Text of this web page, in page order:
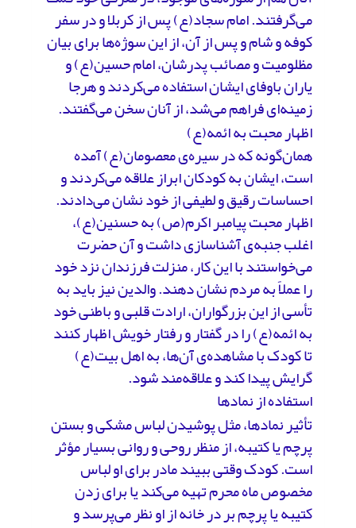
می‌گرفتند. امام سجاد(ع) پس از کربلا و در سفر
کوفه و شام و پس از آن، از این سوژه‌ها برای بیان
مظلومیت و مصائب پدرشان، امام حسین(ع) و
یاران باوفای ایشان استفاده می‌کردند و هرجا
زمینه‌ای فراهم می‌شد، از آنان سخن می‌گفتند.
اظهار محبت به ائمه(ع)
همان‌گونه که در سیره‌ی معصومان(ع) آمده
است، ایشان به کودکان ابراز علاقه می‌کردند و
احساسات رقیق و لطیفی از خود نشان می‌دادند.
اظهار محبت پیامبر اکرم(ص) به حسنین(ع)،
اغلب جنبه‌ی آشناسازی داشت و آن حضرت
می‌خواستند با این کار، منزلت فرزندان نزد خود
را عملاً به مردم نشان دهند. والدین نیز باید به
تأسی از این بزرگواران، ارادت قلبی و باطنی خود
به ائمه(ع) را در گفتار و رفتار خویش اظهار کنند
تا کودک با مشاهده‌ی آن‌ها، به اهل بیت(ع)
گرایش پیدا کند و علاقه‌مند شود.
استفاده از نمادها
تأثیر نمادها، مثل پوشیدن لباس مشکی و بستن
پرچم یا کتیبه، از منظر روحی و روانی بسیار مؤثر
است. کودک وقتی ببیند مادر برای او لباس
مخصوص ماه محرم تهیه می‌کند یا برای زدن
کتیبه یا پرچم بر در خانه از او نظر می‌پرسد و